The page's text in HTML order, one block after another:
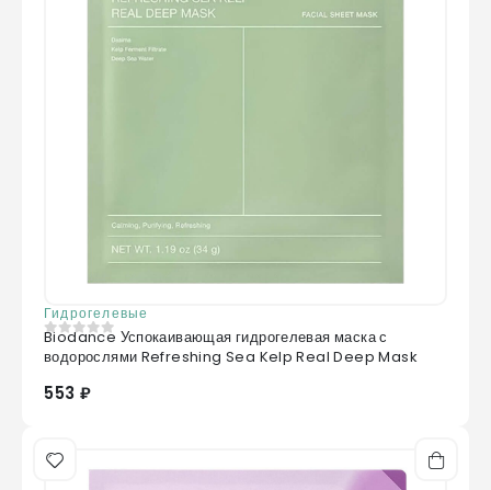
Гидрогелевые
0из 5
Biodance Успокаивающая гидрогелевая маска с
водорослями Refreshing Sea Kelp Real Deep Mask
553 ₽